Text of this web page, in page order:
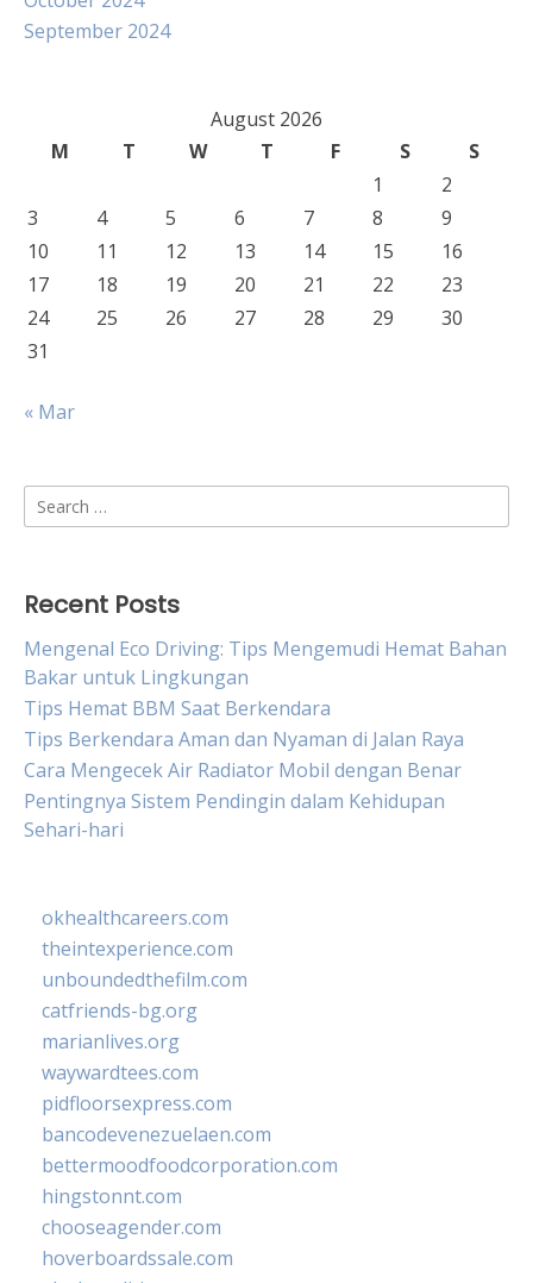
September 2024
August 2026
M
T W T F S
S
1
2
3
4 5 6 7 8
9
10
11 12 13 14 15
16
17
18 19 20 21 22
23
24
25 26 27 28 29
30
31
« Mar
Search
for:
Recent Posts
Mengenal Eco Driving: Tips Mengemudi Hemat Bahan
Bakar untuk Lingkungan
Tips Hemat BBM Saat Berkendara
Tips Berkendara Aman dan Nyaman di Jalan Raya
Cara Mengecek Air Radiator Mobil dengan Benar
Pentingnya Sistem Pendingin dalam Kehidupan
Sehari-hari
okhealthcareers.com
theintexperience.com
unboundedthefilm.com
catfriends-bg.org
marianlives.org
waywardtees.com
pidfloorsexpress.com
bancodevenezuelaen.com
bettermoodfoodcorporation.com
hingstonnt.com
chooseagender.com
hoverboardssale.com